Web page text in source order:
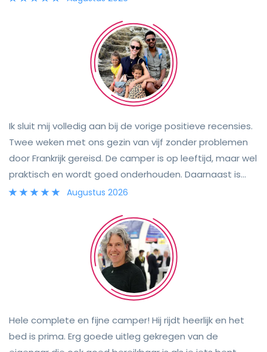
Ik sluit mij volledig aan bij de vorige positieve recensies.
Twee weken met ons gezin van vijf zonder problemen
door Frankrijk gereisd. De camper is op leeftijd, maar wel
praktisch en wordt goed onderhouden. Daarnaast is
het ook van alle gemakken en benodigdheden voorzien.
Augustus 2026
Hele complete en fijne camper! Hij rijdt heerlijk en het
bed is prima. Erg goede uitleg gekregen van de